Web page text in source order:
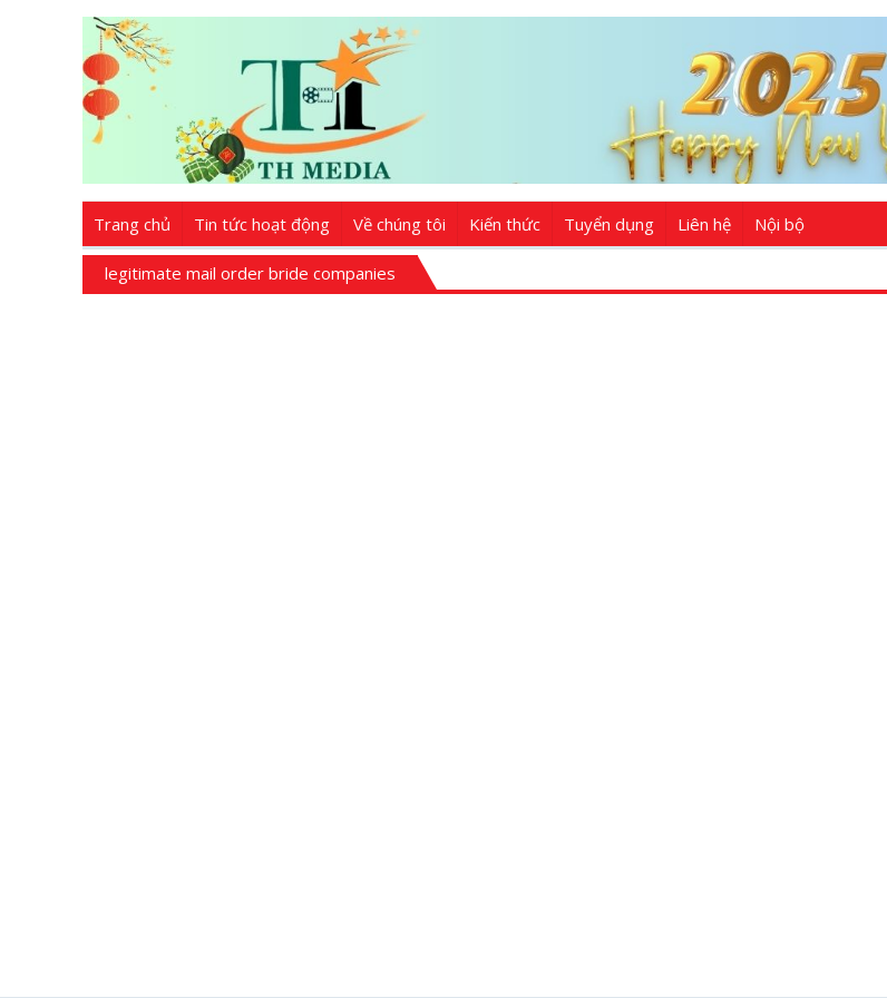
Trang chủ Tin tức hoạt động Về chúng tôi Kiến thức Tuyển dụng Liên hệ Nội bộ
legitimate mail order bride companies